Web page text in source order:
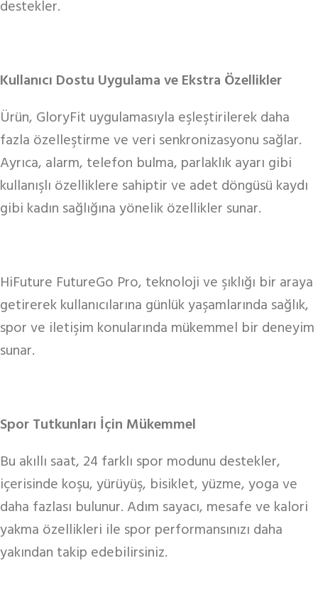
destekler.
Kullanıcı Dostu Uygulama ve Ekstra Özellikler
Ürün, GloryFit uygulamasıyla eşleştirilerek daha
fazla özelleştirme ve veri senkronizasyonu sağlar.
Ayrıca, alarm, telefon bulma, parlaklık ayarı gibi
kullanışlı özelliklere sahiptir ve adet döngüsü kaydı
gibi kadın sağlığına yönelik özellikler sunar.
HiFuture FutureGo Pro, teknoloji ve şıklığı bir araya
getirerek kullanıcılarına günlük yaşamlarında sağlık,
spor ve iletişim konularında mükemmel bir deneyim
sunar.
Spor Tutkunları İçin Mükemmel
Bu akıllı saat, 24 farklı spor modunu destekler,
içerisinde koşu, yürüyüş, bisiklet, yüzme, yoga ve
daha fazlası bulunur. Adım sayacı, mesafe ve kalori
yakma özellikleri ile spor performansınızı daha
yakından takip edebilirsiniz.